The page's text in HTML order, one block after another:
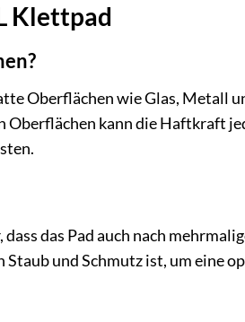
Klettpad
Oberflächen wie Glas, Metall
Oberflächen kann die Haftkraft
das Pad auch nach
und Schmutz ist, um eine